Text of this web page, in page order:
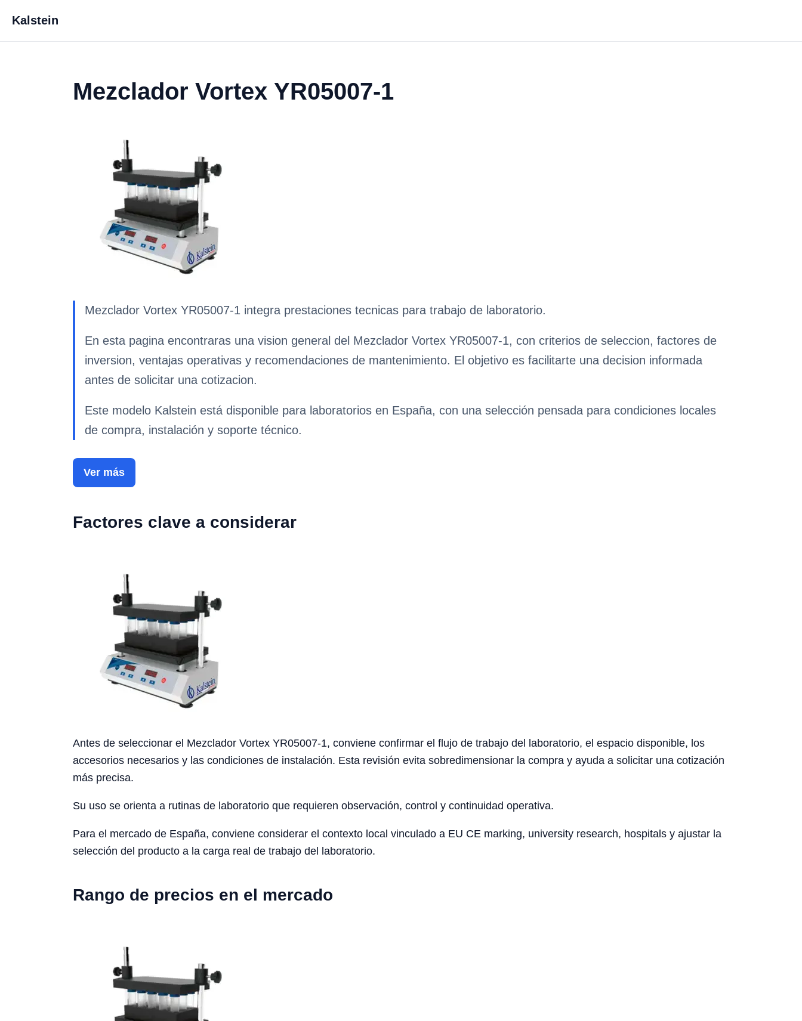
Kalstein
Mezclador Vortex YR05007-1
Mezclador Vortex YR05007-1 integra prestaciones tecnicas para trabajo de laboratorio.
En esta pagina encontraras una vision general del Mezclador Vortex YR05007-1, con criterios de seleccion, factores de
inversion, ventajas operativas y recomendaciones de mantenimiento. El objetivo es facilitarte una decision informada
antes de solicitar una cotizacion.
Este modelo Kalstein está disponible para laboratorios en España, con una selección pensada para condiciones locales
de compra, instalación y soporte técnico.
Ver más
Factores clave a considerar
Antes de seleccionar el Mezclador Vortex YR05007-1, conviene confirmar el flujo de trabajo del laboratorio, el espacio disponible, los
accesorios necesarios y las condiciones de instalación. Esta revisión evita sobredimensionar la compra y ayuda a solicitar una cotización
más precisa.
Su uso se orienta a rutinas de laboratorio que requieren observación, control y continuidad operativa.
Para el mercado de España, conviene considerar el contexto local vinculado a EU CE marking, university research, hospitals y ajustar la
selección del producto a la carga real de trabajo del laboratorio.
Rango de precios en el mercado